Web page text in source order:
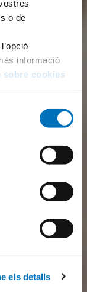
o de
informació
sobre cookies
els detalls